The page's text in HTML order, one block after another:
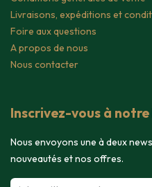
Livraisons, expéditions et
Foire aux questions
A propos de nous
Nous contacter
Inscrivez-vous à
Nous envoyons une à deux
nouveautés et nos offres.